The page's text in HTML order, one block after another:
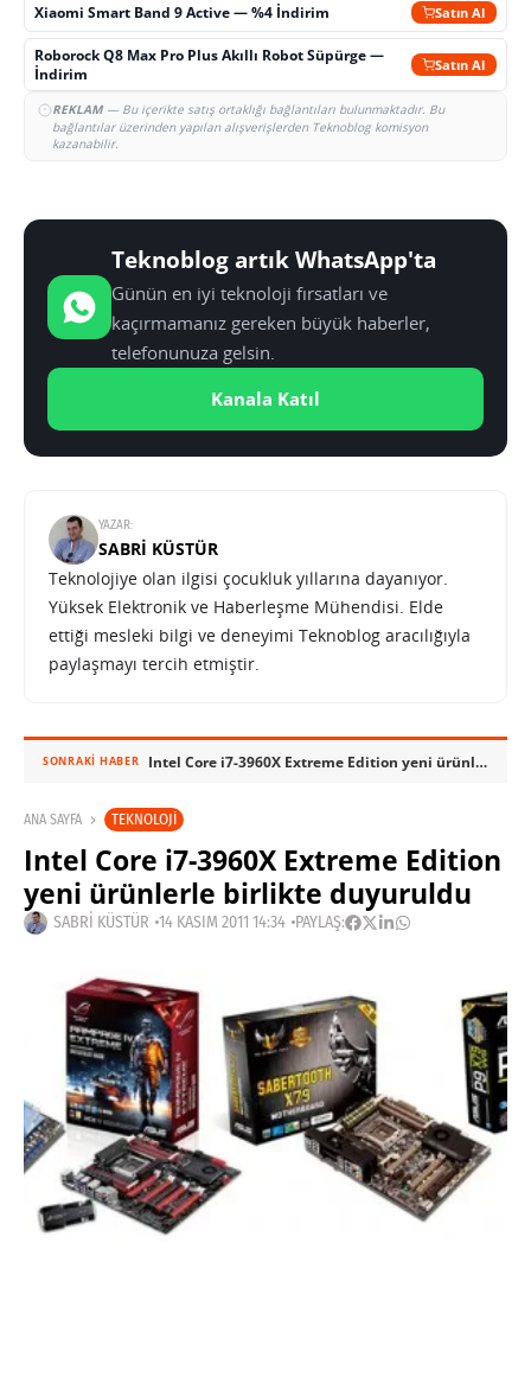
Xiaomi Smart Band 9 Active — %4 İndirim Satın Al
Roborock Q8 Max Pro Plus Akıllı Robot Süpürge —
İndirim
Satın Al
REKLAM— Bu içerikte satış ortaklığı bağlantıları bulunmaktadır. Bu
bağlantılar üzerinden yapılan alışverişlerden Teknoblog komisyon
kazanabilir.
Teknoblog artık WhatsApp'ta
Günün en iyi teknoloji fırsatları ve
kaçırmamanız gereken büyük haberler,
telefonunuza gelsin.
Kanala Katıl
YAZAR:
SABRI KÜSTÜR
Teknolojiye olan ilgisi çocukluk yıllarına dayanıyor.
Yüksek Elektronik ve Haberleşme Mühendisi. Elde
ettiği mesleki bilgi ve deneyimi Teknoblog aracılığıyla
paylaşmayı tercih etmiştir.
SONRAKI HABER Intel Core i7-3960X Extreme Edition yeni ürünlerle birlikte duyuruldu
ANA SAYFA TEKNOLOJI
Intel Core i7-3960X Extreme Edition
yeni ürünlerle birlikte duyuruldu
SABRI KÜSTÜR 14 KASIM 2011 14:34 PAYLAŞ: